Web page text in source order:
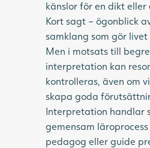
känslor för en dikt eller
Kort sagt – ögonblick
samklang som gör
Men i motsats till
interpretation kan
kontrolleras, även om
skapa goda
Interpretation handlar
gemensam
pedagog eller guide